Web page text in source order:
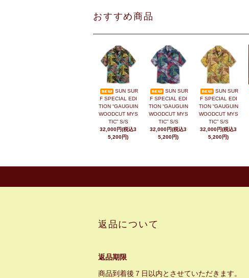
おすすめ商品
SUN SUR
F SPECIAL EDI
TION “GAUGUIN
WOODCUT MYS
TIC” S/S
32,000円(税込3
5,200円)
SUN SUR
F SPECIAL EDI
TION “GAUGUIN
WOODCUT MYS
TIC” S/S
32,000円(税込3
5,200円)
SUN SUR
F SPECIAL EDI
TION “GAUGUIN
WOODCUT MYS
TIC” S/S
32,000円(税込3
5,200円)
返品について
返品期限
商品到着後７日以内とさせていただきます。